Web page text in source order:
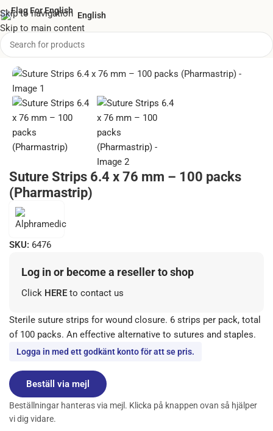
Skip to navigation
Skip to main content
English
First Aid
Suture Strips 6.4 x 76 mm – 100 packs
(Pharmastrip)
SKU: 6476
Log in or become a reseller to shop
Click HERE to contact us
Sterile suture strips for wound closure. 6 strips per pack, total
of 100 packs. An effective alternative to sutures and staples.
Logga in med ett godkänt konto för att se pris.
Beställ via mejl
Beställningar hanteras via mejl. Klicka på knappen ovan så hjälper
vi dig vidare.